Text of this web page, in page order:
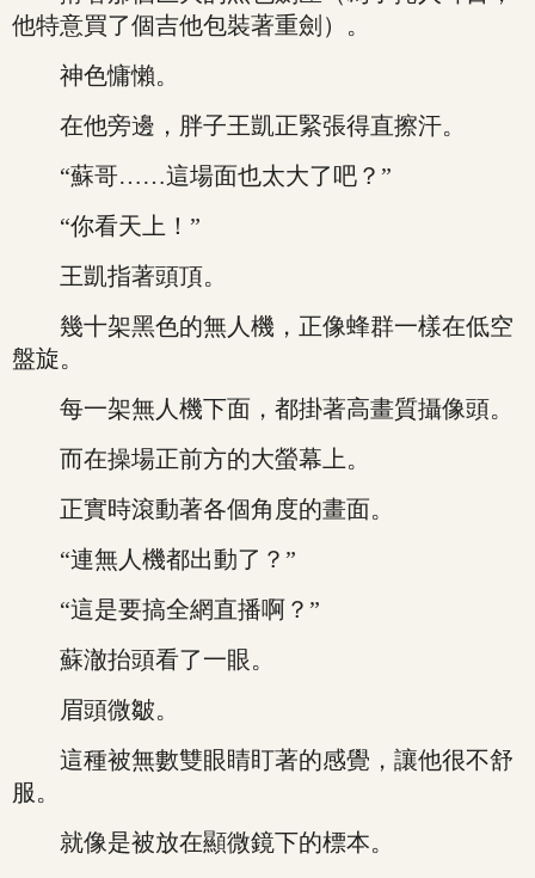
他特意買了個吉他包裝著重劍）。
神色慵懶。
在他旁邊，胖子王凱正緊張得直擦汗。
“蘇哥……這場面也太大了吧？”
“你看天上！”
王凱指著頭頂。
幾十架黑色的無人機，正像蜂群一樣在低空
盤旋。
每一架無人機下面，都掛著高畫質攝像頭。
而在操場正前方的大螢幕上。
正實時滾動著各個角度的畫面。
“連無人機都出動了？”
“這是要搞全網直播啊？”
蘇澈抬頭看了一眼。
眉頭微皺。
這種被無數雙眼睛盯著的感覺，讓他很不舒
服。
就像是被放在顯微鏡下的標本。